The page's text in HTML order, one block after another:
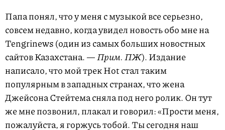
Папа понял, что у меня с музыкой все серьезно,
совсем недавно, когда увидел новость обо мне на
Tengrinews (один из самых больших новостных
сайтов Казахстана. —Прим. ПЖ). Издание
написало, что мой трек Hot стал таким
популярным в западных странах, что жена
Джейсона Стейтема сняла под него ролик. Он тут
же мне позвонил, плакал и говорил: «Прости меня,
пожалуйста, я горжусь тобой. Ты сегодня наш